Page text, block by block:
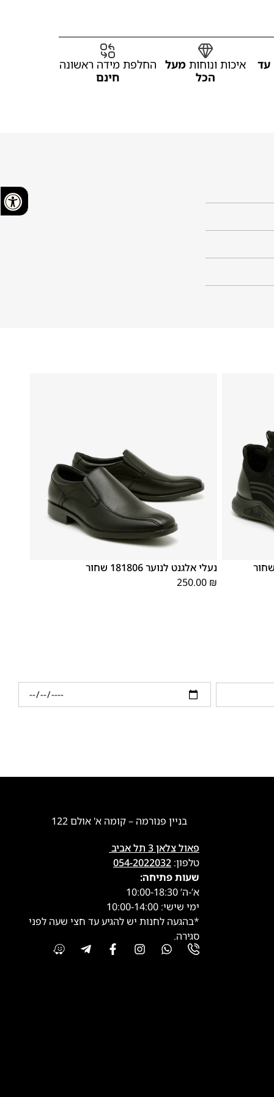
עד איכות ונוחות מעל
הכל
החלפת מידה ראשונה
חינם
נעלי אלגנט לנוער 181806 שחור
250.00 ₪
בניין פנורמה – קומה א' אולם 122
פאול צלאן 3 תל אביב
טלפון: 054-2022032
שעות פתיחה:
א’-ה’ 10:00-18:30
ימי שישי: 10:00-14:00
*בהגעה לחנות יש להגיע עד חצי שעה לפני
סגירה.